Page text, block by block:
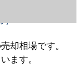
却相場です。
ます。